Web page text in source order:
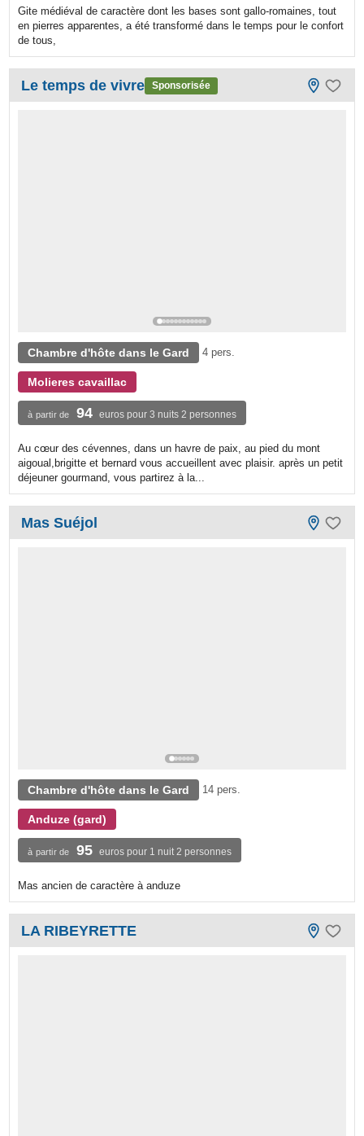
Gite médiéval de caractère dont les bases sont gallo-romaines, tout
en pierres apparentes, a été transformé dans le temps pour le confort
de tous,
Le temps de vivre Sponsorisée
Chambre d'hôte dans le Gard 4 pers.
Molieres cavaillac
à partir de 94 euros pour 3 nuits 2 personnes
Au cœur des cévennes, dans un havre de paix, au pied du mont
aigoual,brigitte et bernard vous accueillent avec plaisir. après un petit
déjeuner gourmand, vous partirez à la...
Mas Suéjol
Chambre d'hôte dans le Gard 14 pers.
Anduze (gard)
à partir de 95 euros pour 1 nuit 2 personnes
Mas ancien de caractère à anduze
LA RIBEYRETTE